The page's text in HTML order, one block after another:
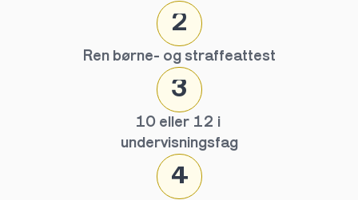
2
Ren børne- og straffeattest
3
10 eller 12 i
undervisningsfag
4